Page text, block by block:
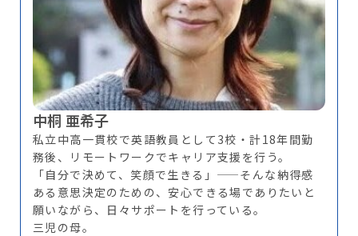
中桐 亜希子
私立中高一貫校で英語教員として3校・計18年間勤
務後、リモートワークでキャリア支援を行う。
「自分で決めて、笑顔で生きる」——そんな納得感
ある意思決定のための、安心できる場でありたいと
願いながら、日々サポートを行っている。
三児の母。